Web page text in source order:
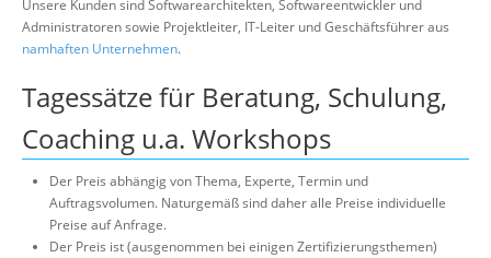
Über uns
Suche
Unsere Kunden sind Softwarearchitekten, Softwareentwickler und
Administratoren sowie Projektleiter, IT-Leiter und Geschäftsführer aus
namhaften Unternehmen.
Tagessätze für Beratung, Schulung,
Coaching u.a. Workshops
Der Preis abhängig von Thema, Experte, Termin und
Auftragsvolumen. Naturgemäß sind daher alle Preise individuelle
Preise auf Anfrage.
Der Preis ist (ausgenommen bei einigen Zertifizierungsthemen)